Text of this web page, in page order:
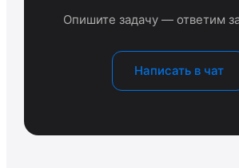
Опишите задачу — ответим
Написать в чат